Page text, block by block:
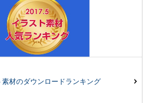
材のダウンロードランキング